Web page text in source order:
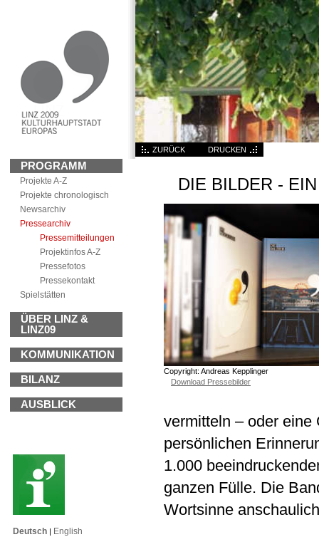
ZURÜCK DRUCKEN
PROGRAMM
Projekte A-Z
Projekte chronologisch
Newsarchiv
Pressearchiv
Pressemitteilungen
Projektinfos A-Z
Pressefotos
Pressekontakt
Spielstätten
ÜBER LINZ &
LINZ09
KOMMUNIKATION
BILANZ
AUSBLICK
Deutsch | English
DIE BILDER -
Copyright: Andreas Kepplinger
Download Pressebilder
vermitteln – oder eine
persönlichen
1.000
ganzen Fülle. Die
Wortsinne